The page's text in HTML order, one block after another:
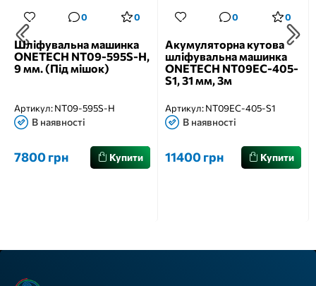
0 0
Шліфувальна машинка
ONETECH NT09-595S-H,
9 мм. (Під мішок)
Артикул:NT09-595S-H
В наявності
7800 грн Купити
0 0
Акумуляторна кутова
шліфувальна машинка
ONETECH NT09EC-405-
S1, 31 мм, 3м
Артикул:NT09EC-405-S1
В наявності
11400 грн Купити